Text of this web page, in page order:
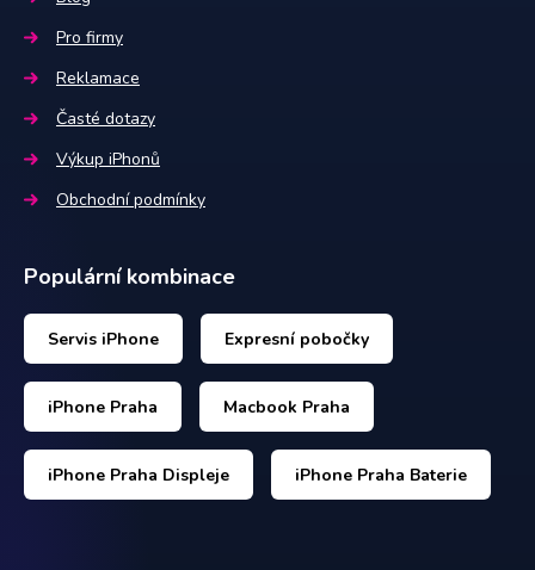
Pro firmy
Reklamace
Časté dotazy
Výkup iPhonů
Obchodní podmínky
Populární kombinace
Servis iPhone Expresní pobočky
iPhone Praha Macbook Praha
iPhone Praha Displeje iPhone Praha Baterie